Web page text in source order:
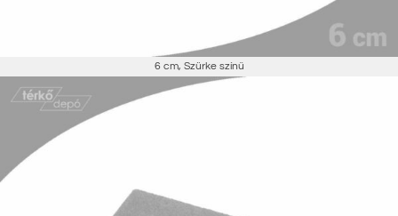
6 cm, Szürke színű